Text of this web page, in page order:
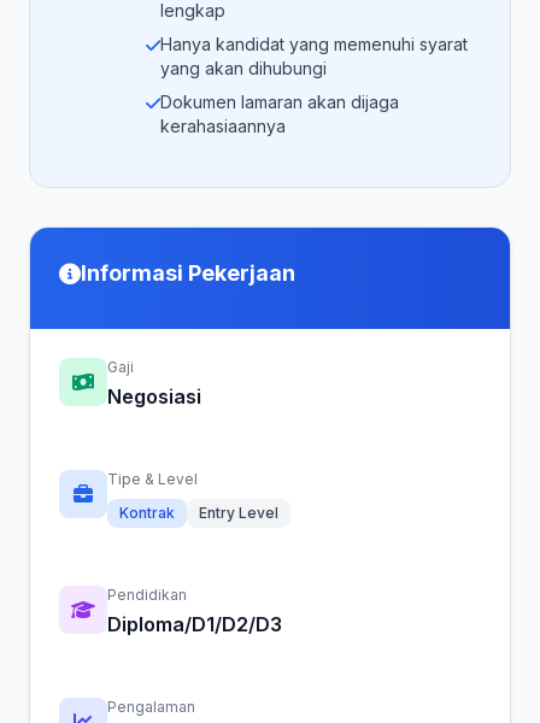
lengkap
Hanya kandidat yang memenuhi syarat
yang akan dihubungi
Dokumen lamaran akan dijaga
kerahasiaannya
Informasi Pekerjaan
Gaji
Negosiasi
Tipe & Level
Kontrak
Entry Level
Pendidikan
Diploma/D1/D2/D3
Pengalaman